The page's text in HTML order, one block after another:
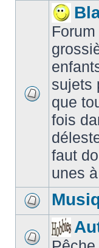
sujets
que
fois
faut
unes